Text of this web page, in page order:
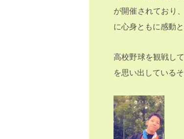
が開催されており
に心身ともに感動
高校野球を観戦し
を思い出している